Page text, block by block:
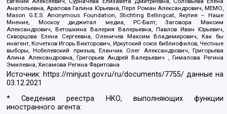
Анатольевна, Арапова Галина Юрьевна, Перл Роман Александрович, МЕМО,
Mason G.E.S. Anonymous Foundation, Stichting Bellingcat, Якутия – Наше
Мнение, Москоу диджитал медиа, РС-Балт, Заговора Максим
Александрович, Ветошкина Валерия Валерьевна, Павлов Иван Юрьевич,
Скворцова Елена Сергеевна, Оленичев Максим Владимирович, Как бы
инагент, Кочетков Игорь Викторович, Иркутский союз библиофилов, Честные
выборы, Нобелевский призыв, Еланчик Олег Александрович, Григорьева
Алина Александровна, Григорьев Андрей Валерьевич , Гималова Регина
Эмилевна, Хисамова Регина Фаритовна
Источник: https://minjust.gov.ru/ru/documents/7755/ данные на
03.12.2021
* Сведения реестра НКО, выполняющих функции
иностранного агента: